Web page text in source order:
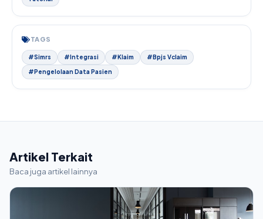
TAGS
#Simrs #Integrasi #Klaim #Bpjs Vclaim
#Pengelolaan Data Pasien
Artikel Terkait
Baca juga artikel lainnya